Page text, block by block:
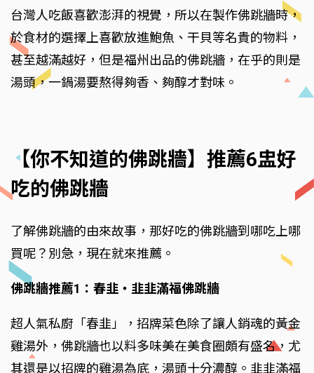
台灣人吃飯喜歡澎湃的視覺，所以在製作佛跳牆時，
於食材的選擇上喜歡放進鮑魚、干貝等名貴的物料，
甚至越滿越好，但是福州出品的佛跳牆，在乎的則是
湯頭，一鍋湯要熬得夠香、夠醇才對味。
【你不知道的佛跳牆】推薦6盅好
吃的佛跳牆
了解佛跳牆的由來故事，那好吃的佛跳牆到哪吃上哪
買呢？別急，現在就來推薦。
佛跳牆推薦1：春韭‧韭韭滿福佛跳牆
超人氣私廚「春韭」，招牌菜色除了讓人銷魂的黃金
雞湯外，佛跳牆也以料多味美在美食圈頗有盛名，尤
其還是以招牌的雞湯為底，湯頭十分濃醇。韭韭滿福